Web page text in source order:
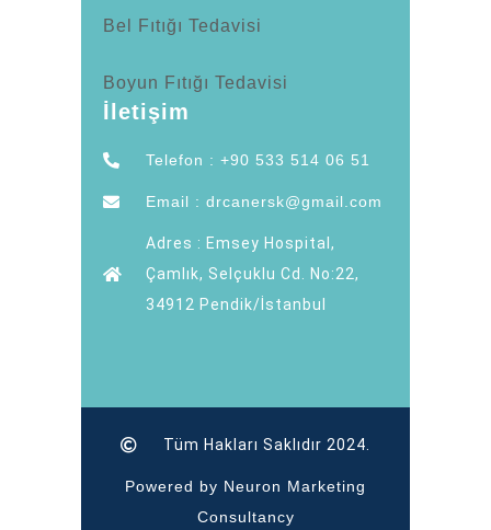
Bel Fıtığı Tedavisi
Boyun Fıtığı Tedavisi
İletişim
Telefon : +90 533 514 06 51
Email : drcanersk@gmail.com
Adres : Emsey Hospital,
Çamlık, Selçuklu Cd. No:22,
34912 Pendik/İstanbul
Tüm Hakları Saklıdır 2024.
Powered by Neuron Marketing
Consultancy